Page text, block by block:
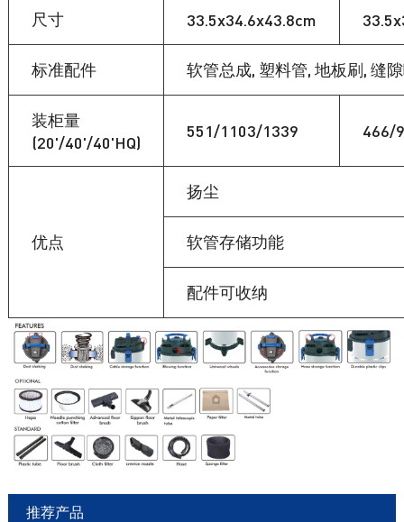
尺寸 33.5x34.6x43.8cm
标准配件 软管总成, 塑料管, 地板刷, 缝
装柜量
(20'/40'/40'HQ)
551/1103/1339 466/
优点
扬尘
软管存储功能
配件可收纳
推荐产品